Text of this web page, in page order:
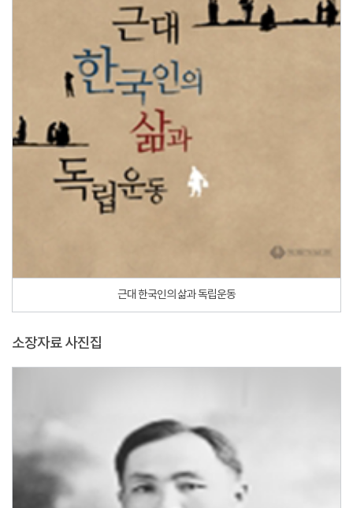
근대 한국인의 삶과 독립운동
소장자료 사진집